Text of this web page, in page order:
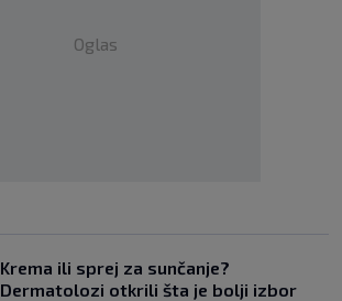
Oglas
Krema ili sprej za sunčanje?
Dermatolozi otkrili šta je bolji izbor